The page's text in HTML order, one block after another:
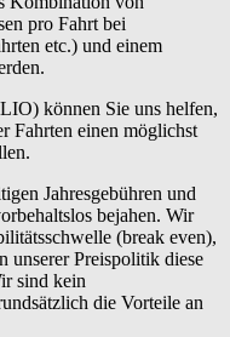
pro Fahrt bei
etc.) und einem
können Sie uns helfen,
Fahrten einen möglichst
Jahresgebühren und
bejahen. Wir
(break even),
unserer Preispolitik diese
sind kein
die Vorteile an